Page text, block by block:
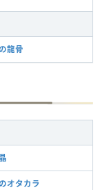
龍骨
オタカラ